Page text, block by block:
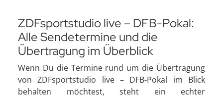
ZDFsportstudio live – DFB-Pokal:
Alle Sendetermine und die
Übertragung im Überblick
Wenn Du die Termine rund um die Übertragung
von ZDFsportstudio live – DFB-Pokal im Blick
behalten möchtest, steht ein echter